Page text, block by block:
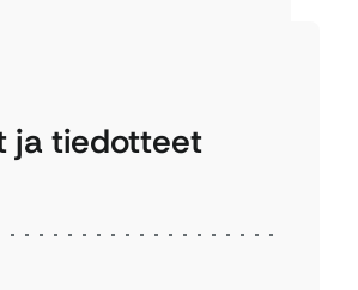
ja tiedotteet